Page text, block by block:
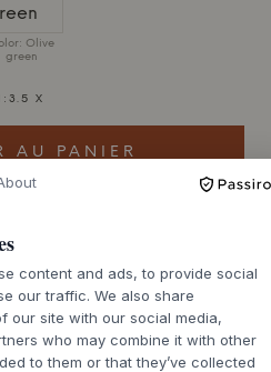
Olive
green
X
AU PANIER
+
content and ads, to provide social
our traffic. We also share
our site with our social media,
who may combine it with other
to them or that they’ve collected